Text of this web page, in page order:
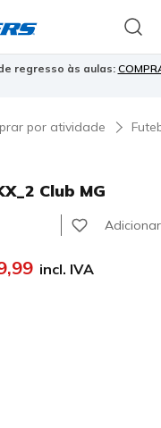
regresso às aulas:
por atividade
Club MG
do cliente
de
incl. IVA